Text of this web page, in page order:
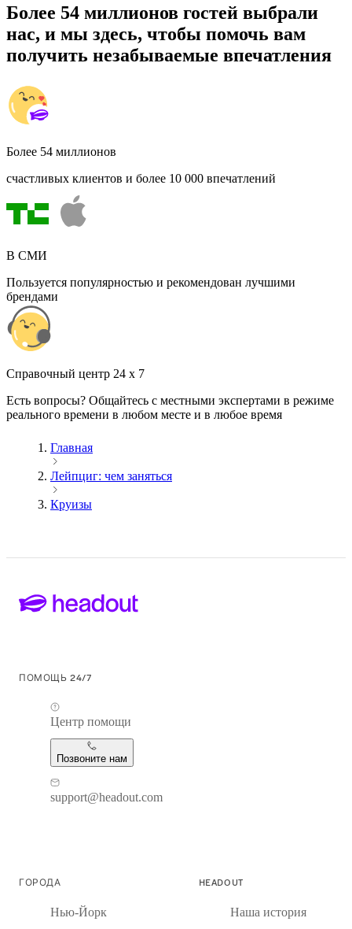
Более 54 миллионов гостей выбрали
нас, и мы здесь, чтобы помочь вам
получить незабываемые впечатления
Более 54 миллионов
счастливых клиентов и более 10 000 впечатлений
В СМИ
Пользуется популярностью и рекомендован лучшими
брендами
Cправочный центр 24 x 7
Есть вопросы? Общайтесь с местными экспертами в режиме
реального времени в любом месте и в любое время
Главная
Лейпциг: чем заняться
Круизы
ПОМОЩЬ 24/7
Центр помощи
Позвоните нам
support@headout.com
ГОРОДА
Нью-Йорк
HEADOUT
Наша история